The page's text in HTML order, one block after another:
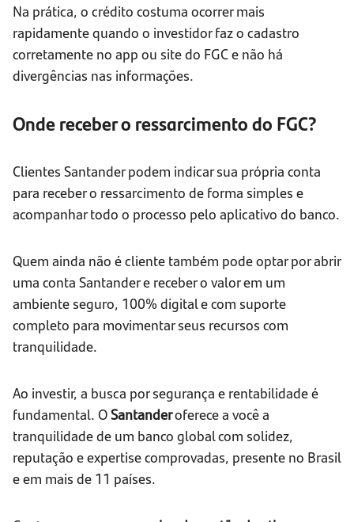
Na prática, o crédito costuma ocorrer mais
rapidamente quando o investidor faz o cadastro
corretamente no app ou site do FGC e não há
divergências nas informações.
Onde receber o ressarcimento do FGC?
Clientes Santander podem indicar sua própria conta
para receber o ressarcimento de forma simples e
acompanhar todo o processo pelo aplicativo do banco.
Quem ainda não é cliente também pode optar por abrir
uma conta Santander e receber o valor em um
ambiente seguro, 100% digital e com suporte
completo para movimentar seus recursos com
tranquilidade.
Ao investir, a busca por segurança e rentabilidade é
fundamental. OSantanderoferece a você a
tranquilidade de um banco global com solidez,
reputação e expertise comprovadas, presente no Brasil
e em mais de 11 países.